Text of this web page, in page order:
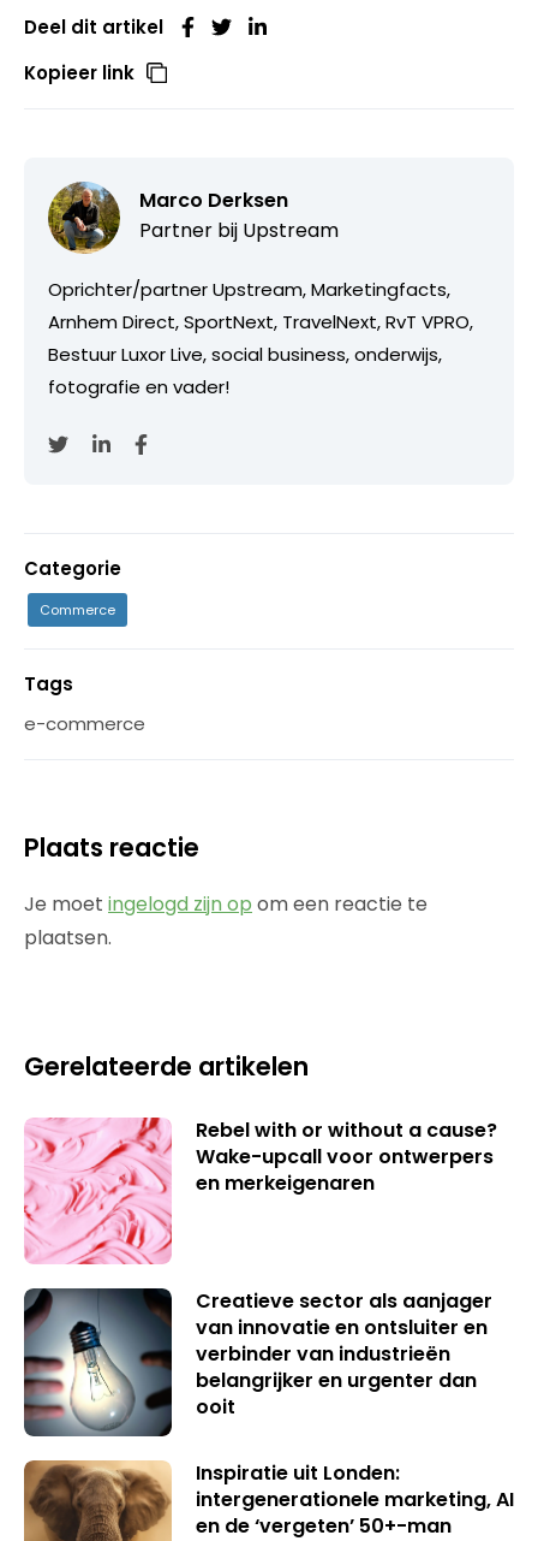
Deel dit artikel
Kopieer link
Marco Derksen
Partner bij Upstream
Oprichter/partner Upstream, Marketingfacts,
Arnhem Direct, SportNext, TravelNext, RvT VPRO,
Bestuur Luxor Live, social business, onderwijs,
fotografie en vader!
Categorie
Commerce
Tags
e-commerce
Plaats reactie
Je moet ingelogd zijn op om een reactie te
plaatsen.
Gerelateerde artikelen
Rebel with or without a cause?
Wake-upcall voor ontwerpers
en merkeigenaren
Creatieve sector als aanjager
van innovatie en ontsluiter en
verbinder van industrieën
belangrijker en urgenter dan
ooit
Inspiratie uit Londen:
intergenerationele marketing, AI
en de ‘vergeten’ 50+-man